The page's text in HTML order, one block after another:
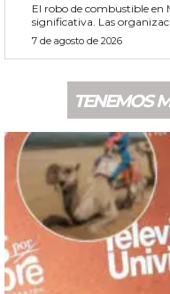
El robo de combustible en
significativa. Las
7 de agosto de 2026
TENEMOS